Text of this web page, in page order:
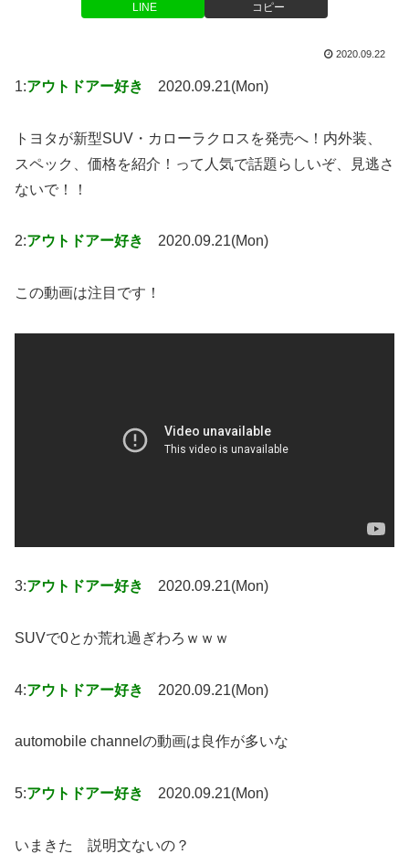
LINE コピー
2020.09.22
1:アウトドアー好き 2020.09.21(Mon)
トヨタが新型SUV・カローラクロスを発売へ！内外装、
スペック、価格を紹介！って人気で話題らしいぞ、見逃さ
ないで！！
2:アウトドアー好き 2020.09.21(Mon)
この動画は注目です！
3:アウトドアー好き 2020.09.21(Mon)
SUVで0とか荒れ過ぎわろｗｗｗ
4:アウトドアー好き 2020.09.21(Mon)
automobile channelの動画は良作が多いな
5:アウトドアー好き 2020.09.21(Mon)
いまきた 説明文ないの？